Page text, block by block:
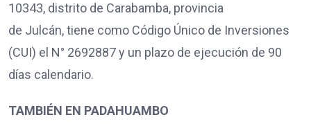
10343, distrito de Carabamba, provincia
de Julcán, tiene como Código Único de Inversiones
(CUI) el N° 2692887 y un plazo de ejecución de 90
días calendario.
TAMBIÉN EN PADAHUAMBO